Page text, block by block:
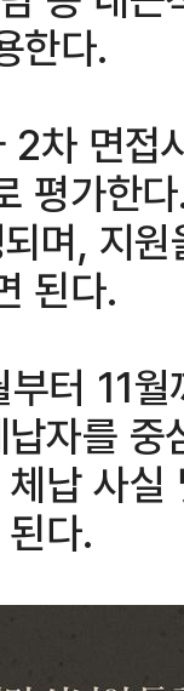
한다.
2차 면접
평가한
며, 지
된다.
터 11
자를
납 사
다.